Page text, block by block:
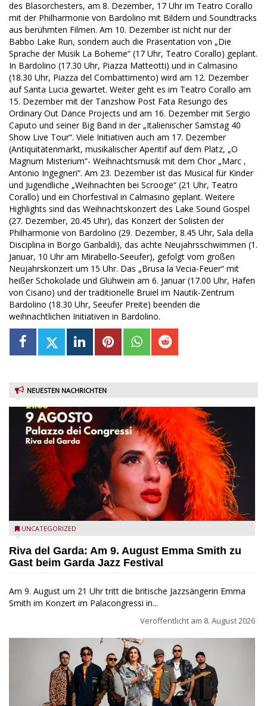
des Blasorchesters, am 8. Dezember, 17 Uhr im Teatro Corallo
mit der Philharmonie von Bardolino mit Bildern und Soundtracks
aus berühmten Filmen. Am 10. Dezember ist nicht nur der
Babbo Lake Run, sondern auch die Präsentation von „Die
Sprache der Musik La Boheme“ (17 Uhr, Teatro Corallo) geplant.
In Bardolino (17.30 Uhr, Piazza Matteotti) und in Calmasino
(18.30 Uhr, Piazza del Combattimento) wird am 12. Dezember
auf Santa Lucia gewartet. Weiter geht es im Teatro Corallo am
15. Dezember mit der Tanzshow Post Fata Resungo des
Ordinary Out Dance Projects und am 16. Dezember mit Sergio
Caputo und seiner Big Band in der „Italienischer Samstag 40
Show Live Tour“. Viele Initiativen auch am 17. Dezember
(Antiquitätenmarkt, musikalischer Aperitif auf dem Platz, „O
Magnum Misterium“- Weihnachtsmusik mit dem Chor „Marc ‚
Antonio Ingegneri“. Am 23. Dezember ist das Musical für Kinder
und Jugendliche „Weihnachten bei Scrooge“ (21 Uhr, Teatro
Corallo) und ein Chorfestival in Calmasino geplant. Weitere
Highlights sind das Weihnachtskonzert des Lake Sound Gospel
(27. Dezember, 20.45 Uhr), das Konzert der Solisten der
Philharmonie von Bardolino (29. Dezember, 8.45 Uhr, Sala della
Disciplina in Borgo Garibaldi), das achte Neujahrsschwimmen (1.
Januar, 10 Uhr am Mirabello-Seeufer), gefolgt vom großen
Neujahrskonzert um 15 Uhr. Das „Brusa la Vecia-Feuer“ mit
heißer Schokolade und Glühwein am 6. Januar (17.00 Uhr, Hafen
von Cisano) und der traditionelle Bruiel im Nautik-Zentrum
Bardolino (18.30 Uhr, Seeufer Preite) beenden die
weihnachtlichen Initiativen in Bardolino.
NEUESTEN NACHRICHTEN
Riva del Garda - Emma Smith zu Gast beim Garda Jazz
UNCATEGORIZED
Riva del Garda: Am 9. August Emma Smith zu
Gast beim Garda Jazz Festival
Am 9. August um 21 Uhr tritt die britische Jazzsängerin Emma
Smith im Konzert im Palacongressi in...
Veröffentlicht am 8. August 2026